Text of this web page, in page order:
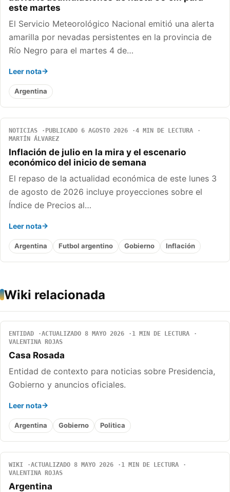
este martes
El Servicio Meteorológico Nacional emitió una alerta
amarilla por nevadas persistentes en la provincia de
Río Negro para el martes 4 de…
Leer nota
Argentina
NOTICIAS PUBLICADO 6 AGOSTO 2026
4 MIN DE LECTURA
MARTÍN ÁLVAREZ
Inflación de julio en la mira y el escenario
económico del inicio de semana
El repaso de la actualidad económica de este lunes 3
de agosto de 2026 incluye proyecciones sobre el
Índice de Precios al…
Leer nota
Argentina Futbol argentino Gobierno Inflación
Wiki relacionada
ENTIDAD ACTUALIZADO 8 MAYO 2026
1 MIN DE LECTURA
VALENTINA ROJAS
Casa Rosada
Entidad de contexto para noticias sobre Presidencia,
Gobierno y anuncios oficiales.
Leer nota
Argentina Gobierno Politica
WIKI ACTUALIZADO 8 MAYO 2026
1 MIN DE LECTURA
VALENTINA ROJAS
Argentina